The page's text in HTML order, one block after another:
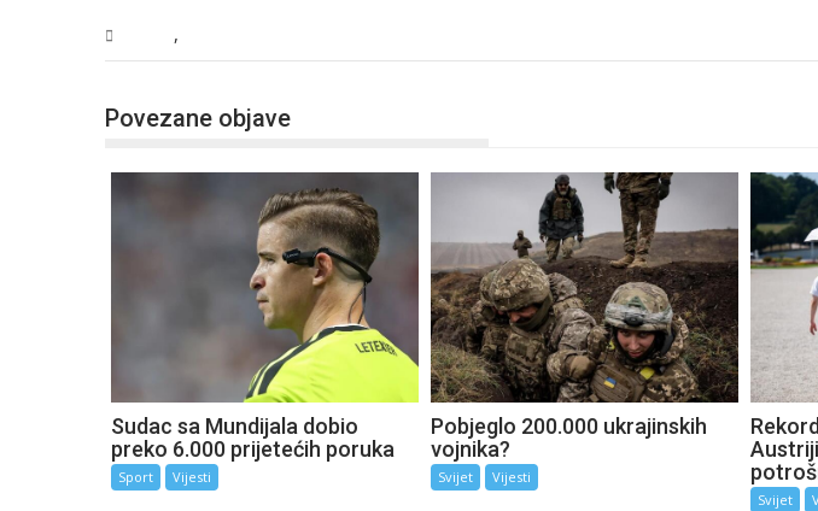
,
Povezane objave
Sudac sa Mundijala dobio
preko 6.000 prijetećih poruka
Sport Vijesti
Pobjeglo 200.000 ukrajinskih
vojnika?
Svijet Vijesti
Svijet